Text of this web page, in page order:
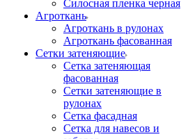
Силосная пленка черная
Агроткань
Агроткань в рулонах
Агроткань фасованная
Сетки затеняющие
Сетка затеняющая
фасованная
Сетки затеняющие в
рулонах
Сетка фасадная
Сетка для навесов и